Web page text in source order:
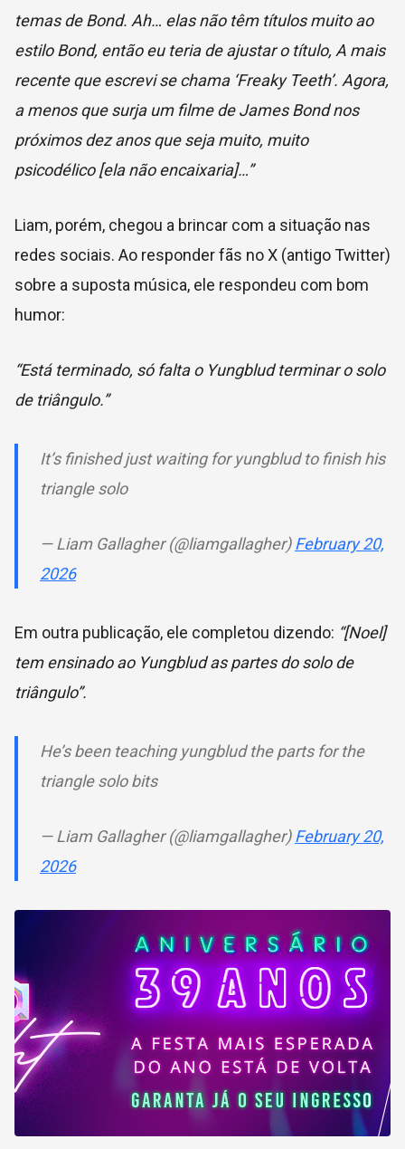
temas de Bond. Ah… elas não têm títulos muito ao
estilo Bond, então eu teria de ajustar o título, A mais
recente que escrevi se chama ‘Freaky Teeth’. Agora,
a menos que surja um filme de James Bond nos
próximos dez anos que seja muito, muito
psicodélico [ela não encaixaria]…”
Liam, porém, chegou a brincar com a situação nas
redes sociais. Ao responder fãs no X (antigo Twitter)
sobre a suposta música, ele respondeu com bom
humor:
“Está terminado, só falta o Yungblud terminar o solo
de triângulo.”
It’s finished just waiting for yungblud to finish his
triangle solo
— Liam Gallagher (@liamgallagher)February 20,
2026
Em outra publicação, ele completou dizendo: “[Noel]
tem ensinado ao Yungblud as partes do solo de
triângulo”.
He’s been teaching yungblud the parts for the
triangle solo bits
— Liam Gallagher (@liamgallagher)February 20,
2026